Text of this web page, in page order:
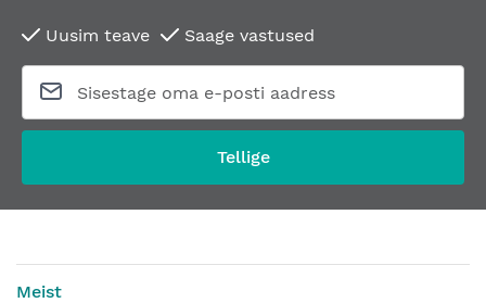
Uusim teave Saage vastused
Tellige
Meist